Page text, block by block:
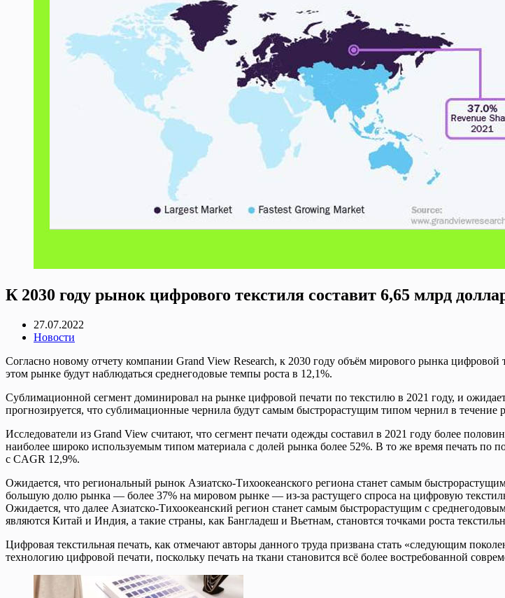
К 2030 году рынок цифрового текстиля составит 6,65 млрд
27.07.2022
Новости
Согласно новому отчету компании Grand View Research, к 2030 году объём мирового рынка
этом рынке будут наблюдаться среднегодовые темпы роста в 12,1%.
Сублимационной сегмент доминировал на рынке цифровой печати по текстилю в 2021 году, и
прогнозируется, что сублимационные чернила будут самым быстрорастущим типом чернил в течение
Исследователи из Grand View считают, что сегмент печати одежды составил в 2021 году более
наиболее широко используемым типом материала с долей рынка более 52%. В то же время печать по
с CAGR 12,9%.
Ожидается, что региональный рынок Азиатско-Тихоокеанского региона станет самым
большую долю рынка — более 37% на мировом рынке — из-за растущего спроса на цифровую
Ожидается, что далее Азиатско-Тихоокеанский регион станет самым быстрорастущим с
являются Китай и Индия, а такие страны, как Бангладеш и Вьетнам, становтся точками роста
Цифровая текстильная печать, как отмечают авторы данного труда призвана стать «следующим
технологию цифровой печати, поскольку печать на ткани становится всё более востребованной